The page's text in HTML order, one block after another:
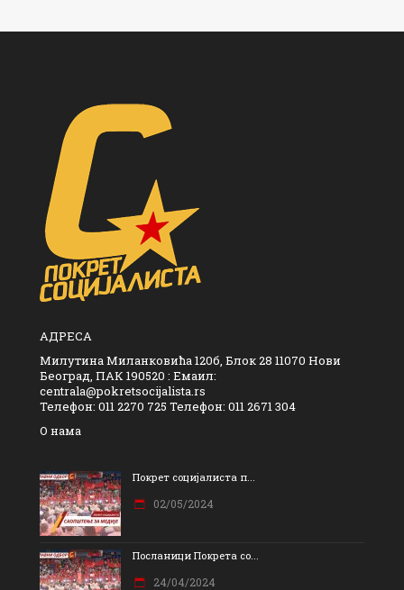
АДРЕСА
Милутина Миланковића 120б, Блок 28 11070 Нови
Београд, ПАК 190520 : Емаил:
centrala@pokretsocijalista.rs
Телефон: 011 2270 725 Телефон: 011 2671 304
О нама
Покрет социјалиста п...
02/05/2024
Посланици Покрета со...
24/04/2024